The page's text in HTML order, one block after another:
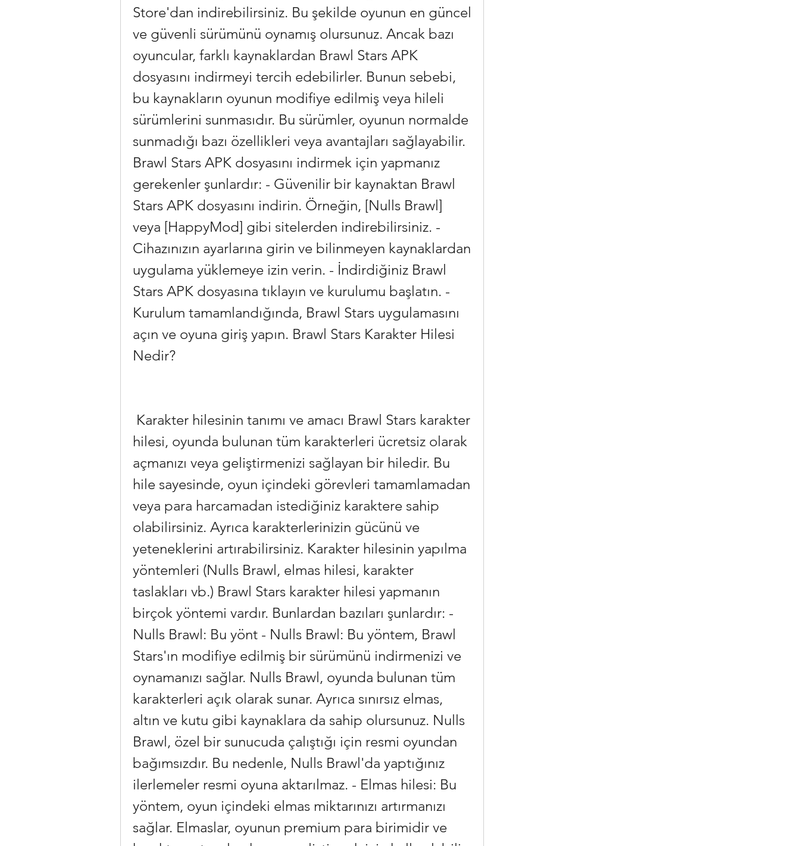
Store'dan indirebilirsiniz. Bu şekilde oyunun en güncel
ve güvenli sürümünü oynamış olursunuz. Ancak bazı
oyuncular, farklı kaynaklardan Brawl Stars APK
dosyasını indirmeyi tercih edebilirler. Bunun sebebi,
bu kaynakların oyunun modifiye edilmiş veya hileli
sürümlerini sunmasıdır. Bu sürümler, oyunun normalde
sunmadığı bazı özellikleri veya avantajları sağlayabilir.
Brawl Stars APK dosyasını indirmek için yapmanız
gerekenler şunlardır: - Güvenilir bir kaynaktan Brawl
Stars APK dosyasını indirin. Örneğin, [Nulls Brawl]
veya [HappyMod] gibi sitelerden indirebilirsiniz. -
Cihazınızın ayarlarına girin ve bilinmeyen kaynaklardan
uygulama yüklemeye izin verin. - İndirdiğiniz Brawl
Stars APK dosyasına tıklayın ve kurulumu başlatın. -
Kurulum tamamlandığında, Brawl Stars uygulamasını
açın ve oyuna giriş yapın. Brawl Stars Karakter Hilesi
Nedir?
hilesi, oyunda bulunan tüm karakterleri ücretsiz olarak
açmanızı veya geliştirmenizi sağlayan bir hiledir. Bu
hile sayesinde, oyun içindeki görevleri tamamlamadan
veya para harcamadan istediğiniz karaktere sahip
olabilirsiniz. Ayrıca karakterlerinizin gücünü ve
yeteneklerini artırabilirsiniz. Karakter hilesinin yapılma
yöntemleri (Nulls Brawl, elmas hilesi, karakter
taslakları vb.) Brawl Stars karakter hilesi yapmanın
birçok yöntemi vardır. Bunlardan bazıları şunlardır: -
Nulls Brawl: Bu yönt - Nulls Brawl: Bu yöntem, Brawl
Stars'ın modifiye edilmiş bir sürümünü indirmenizi ve
oynamanızı sağlar. Nulls Brawl, oyunda bulunan tüm
karakterleri açık olarak sunar. Ayrıca sınırsız elmas,
altın ve kutu gibi kaynaklara da sahip olursunuz. Nulls
Brawl, özel bir sunucuda çalıştığı için resmi oyundan
bağımsızdır. Bu nedenle, Nulls Brawl'da yaptığınız
ilerlemeler resmi oyuna aktarılmaz. - Elmas hilesi: Bu
yöntem, oyun içindeki elmas miktarınızı artırmanızı
sağlar. Elmaslar, oyunun premium para birimidir ve